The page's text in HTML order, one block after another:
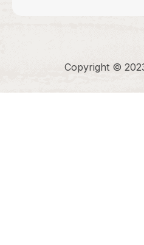
Copyright ©